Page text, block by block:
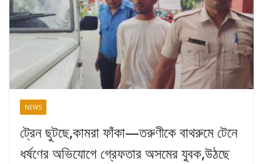
NEWS
ট্রেন ছুটছে,কামরা ফাঁকা—তরুণীকে বাথরুমে টেনে
ধর্ষণের অভিযোগে গ্রেফতার অসমের যুবক,উঠছে